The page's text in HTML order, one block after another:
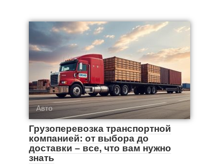
Авто
Грузоперевозка транспортной
компанией: от выбора до
доставки – все, что вам нужно
знать